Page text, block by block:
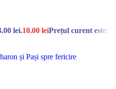
lei.10.00 leiPrețul curent este: